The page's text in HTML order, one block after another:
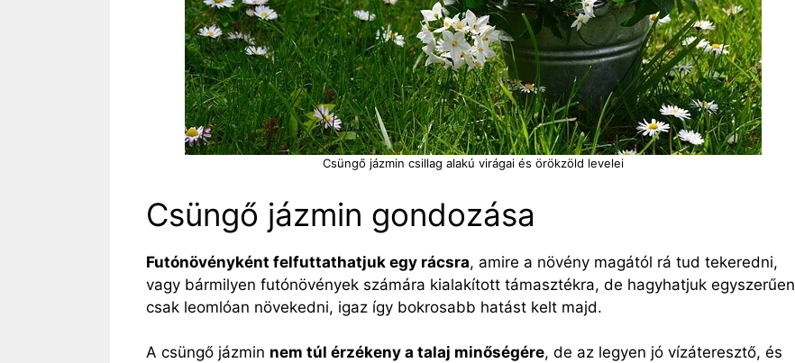
Csüngő jázmin csillag alakú virágai és örökzöld levelei
Csüngő jázmin gondozása
Futónövényként felfuttathatjuk egy rácsra, amire a növény magától rá tud tekeredni,
vagy bármilyen futónövények számára kialakított támasztékra, de hagyhatjuk egyszerűen
csak leomlóan növekedni, igaz így bokrosabb hatást kelt majd.
A csüngő jázmin nem túl érzékeny a talaj minőségére, de az legyen jó vízáteresztő, és